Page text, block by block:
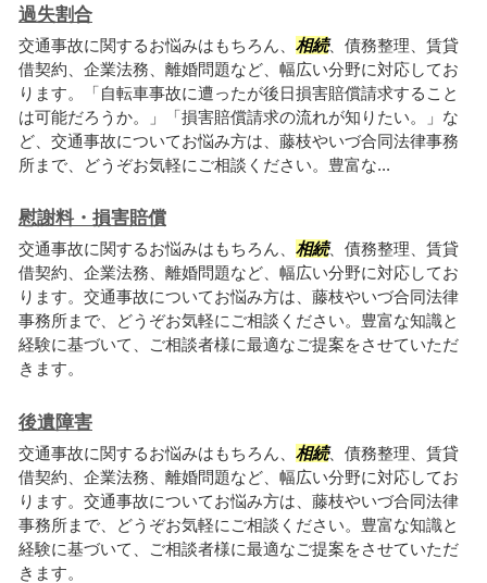
過失割合
交通事故に関するお悩みはもちろん、 相続、債務整理、賃貸
借契約、企業法務、離婚問題など、幅広い分野に対応してお
ります。「自転車事故に遭ったが後日損害賠償請求すること
は可能だろうか。」「損害賠償請求の流れが知りたい。」な
ど、交通事故についてお悩み方は、藤枝やいづ合同法律事務
所まで、どうぞお気軽にご相談ください。豊富な...
慰謝料・損害賠償
交通事故に関するお悩みはもちろん、 相続、債務整理、賃貸
借契約、企業法務、離婚問題など、幅広い分野に対応してお
ります。交通事故についてお悩み方は、藤枝やいづ合同法律
事務所まで、どうぞお気軽にご相談ください。豊富な知識と
経験に基づいて、ご相談者様に最適なご提案をさせていただ
きます。
後遺障害
交通事故に関するお悩みはもちろん、 相続、債務整理、賃貸
借契約、企業法務、離婚問題など、幅広い分野に対応してお
ります。交通事故についてお悩み方は、藤枝やいづ合同法律
事務所まで、どうぞお気軽にご相談ください。豊富な知識と
経験に基づいて、ご相談者様に最適なご提案をさせていただ
きます。